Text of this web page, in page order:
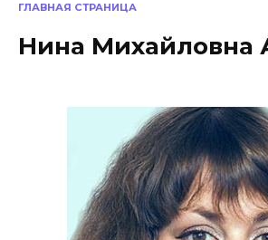
ГЛАВНАЯ СТРАНИЦА
Нина Михайловна